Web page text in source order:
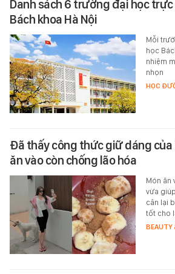
Danh sách 6 trường đại học
Bách khoa Hà Nội
Mỗi
học
nhiệm
nhọn
HỌC
Đã thấy công thức giữ dáng của
ăn vào còn chống lão hóa
Món ăn
vừa
cân lại
tốt cho
BEAUTY